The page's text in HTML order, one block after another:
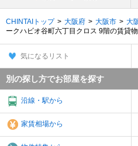
CHINTAIトップ 大阪府 大阪市 大
ークハビオ谷町六丁目クロス 9階の賃貸
気になるリスト
別の探し方でお部屋を探す
沿線・駅から
家賃相場から